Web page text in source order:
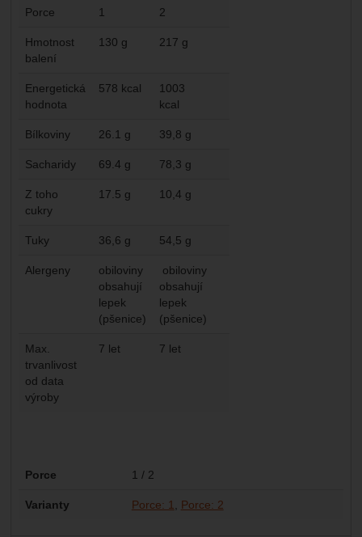
Porce 1 2
Hmotnost
balení
130 g 217 g
Energetická
hodnota
578 kcal
1003
kcal
Bílkoviny 26.1 g 39,8 g
Sacharidy 69.4 g 78,3 g
Z toho
cukry
17.5 g 10,4 g
Tuky 36,6 g 54,5 g
Alergeny
obiloviny
obsahují
lepek
(pšenice)
obiloviny
obsahují
lepek
(pšenice)
Max.
trvanlivost
od data
výroby
7 let 7 let
Parametry
Porce 1 / 2
Varianty Porce: 1 Porce: 2